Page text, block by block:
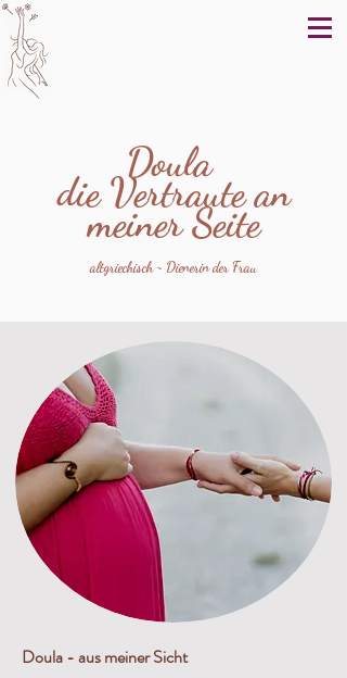
Doula
die Vertraute an
meiner Seite
altgriechisch ~ Dienerin der Frau
Doula - aus meiner Sicht